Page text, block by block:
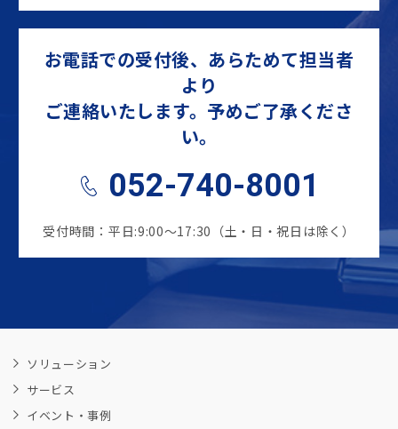
お電話での受付後、あらためて担当者
より
ご連絡いたします。予めご了承くださ
い。
052-740-8001
受付時間：平日:9:00～17:30（土・日・祝日は除く）
ソリューション
サービス
イベント・事例